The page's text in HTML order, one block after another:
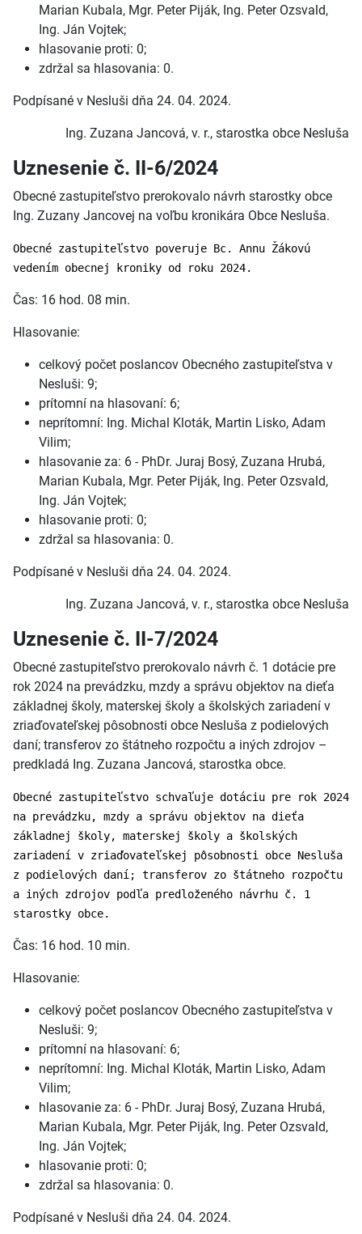
Marian Kubala, Mgr. Peter Piják, Ing. Peter Ozsvald,
Ing. Ján Vojtek;
hlasovanie proti: 0;
zdržal sa hlasovania: 0.
Podpísané v Nesluši dňa 24. 04. 2024.
Ing. Zuzana Jancová, v. r., starostka obce Nesluša
Uznesenie č. II-6/2024
Obecné zastupiteľstvo prerokovalo návrh starostky obce
Ing. Zuzany Jancovej na voľbu kronikára Obce Nesluša.
Obecné zastupiteľstvo poveruje Bc. Annu Žákovú
vedením obecnej kroniky od roku 2024.
Čas: 16 hod. 08 min.
Hlasovanie:
celkový počet poslancov Obecného zastupiteľstva v
Nesluši: 9;
prítomní na hlasovaní: 6;
neprítomní: Ing. Michal Kloták, Martin Lisko, Adam
Vilim;
hlasovanie za: 6 - PhDr. Juraj Bosý, Zuzana Hrubá,
Marian Kubala, Mgr. Peter Piják, Ing. Peter Ozsvald,
Ing. Ján Vojtek;
hlasovanie proti: 0;
zdržal sa hlasovania: 0.
Podpísané v Nesluši dňa 24. 04. 2024.
Ing. Zuzana Jancová, v. r., starostka obce Nesluša
Uznesenie č. II-7/2024
Obecné zastupiteľstvo prerokovalo návrh č. 1 dotácie pre
rok 2024 na prevádzku, mzdy a správu objektov na dieťa
základnej školy, materskej školy a školských zariadení v
zriaďovateľskej pôsobnosti obce Nesluša z podielových
daní; transferov zo štátneho rozpočtu a iných zdrojov –
predkladá Ing. Zuzana Jancová, starostka obce.
Obecné zastupiteľstvo schvaľuje dotáciu pre rok 2024
na prevádzku, mzdy a správu objektov na dieťa
základnej školy, materskej školy a školských
zariadení v zriaďovateľskej pôsobnosti obce Nesluša
z podielových daní; transferov zo štátneho rozpočtu
a iných zdrojov podľa predloženého návrhu č. 1
starostky obce.
Čas: 16 hod. 10 min.
Hlasovanie:
celkový počet poslancov Obecného zastupiteľstva v
Nesluši: 9;
prítomní na hlasovaní: 6;
neprítomní: Ing. Michal Kloták, Martin Lisko, Adam
Vilim;
hlasovanie za: 6 - PhDr. Juraj Bosý, Zuzana Hrubá,
Marian Kubala, Mgr. Peter Piják, Ing. Peter Ozsvald,
Ing. Ján Vojtek;
hlasovanie proti: 0;
zdržal sa hlasovania: 0.
Podpísané v Nesluši dňa 24. 04. 2024.